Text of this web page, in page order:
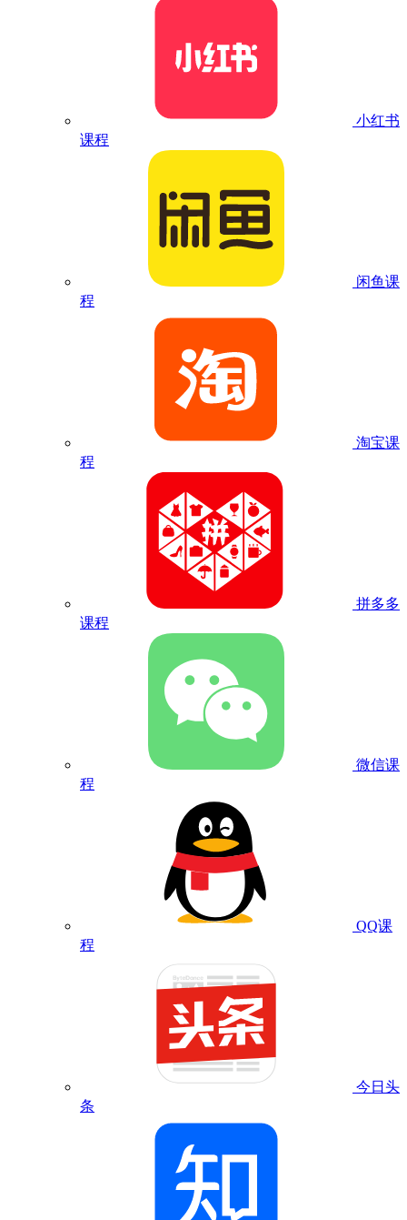
小红书
课程
闲鱼课
程
淘宝课
程
拼多多
课程
微信课
程
QQ课
程
今日头
条